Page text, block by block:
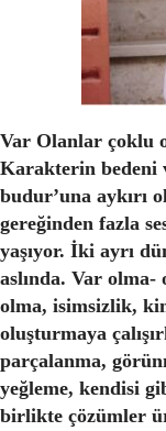
Var Olanlar çoklu
Karakterin bedeni
budur’una aykırı
gereğinden fazla
yaşıyor. İki ayrı
aslında. Var
olma, isimsizlik,
oluşturmaya
parçalanma,
yeğleme, kendisi
birlikte çözümler